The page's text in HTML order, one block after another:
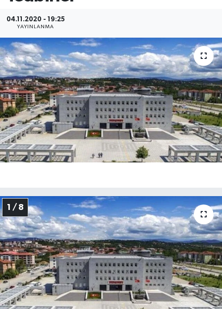
04.11.2020 - 19:25
YAYINLANMA
1 / 8
Kültür-Sanat
Magazin
Medya
Sağlık
Sinema
Sivil Toplum
Spor
Tarım
Turizm
Yaşam
Yerel Yönetimler
Son Dakika Haberleri
Haber Arşivi